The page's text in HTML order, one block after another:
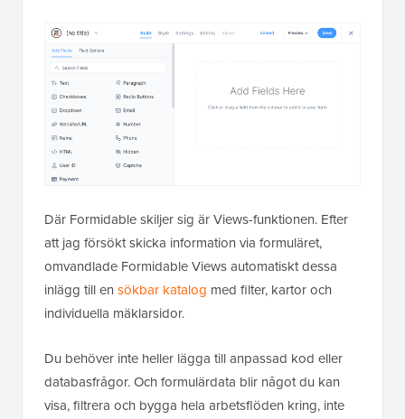
Där Formidable skiljer sig är Views-funktionen. Efter
att jag försökt skicka information via formuläret,
omvandlade Formidable Views automatiskt dessa
inlägg till en sökbar katalog med filter, kartor och
individuella mäklarsidor.
Du behöver inte heller lägga till anpassad kod eller
databasfrågor. Och formulärdata blir något du kan
visa, filtrera och bygga hela arbetsflöden kring, inte